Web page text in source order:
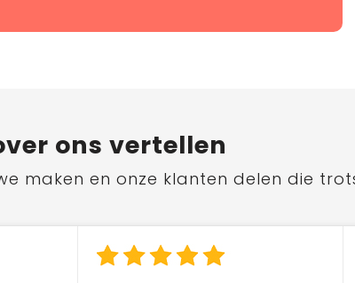
ons vertellen
maken en onze klanten delen die